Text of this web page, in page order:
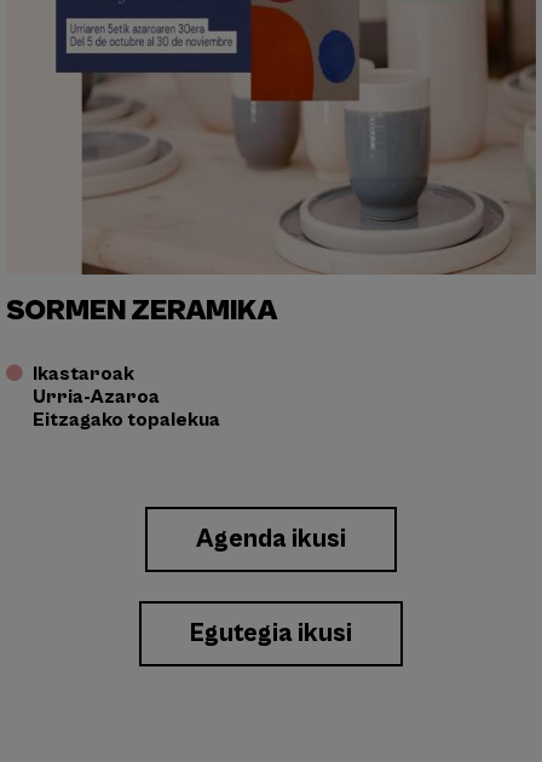
SORMEN ZERAMIKA
Ikastaroak
Urria-Azaroa
Eitzagako topalekua
Agenda ikusi
Egutegia ikusi